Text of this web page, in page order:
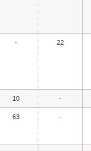
- 22
10 -
63 -